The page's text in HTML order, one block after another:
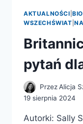
AKTUALNOŚCI |
WSZECHŚWIAT |
pytań
PrzezAlicja
19 sierpnia 2024
Autorki: Sally